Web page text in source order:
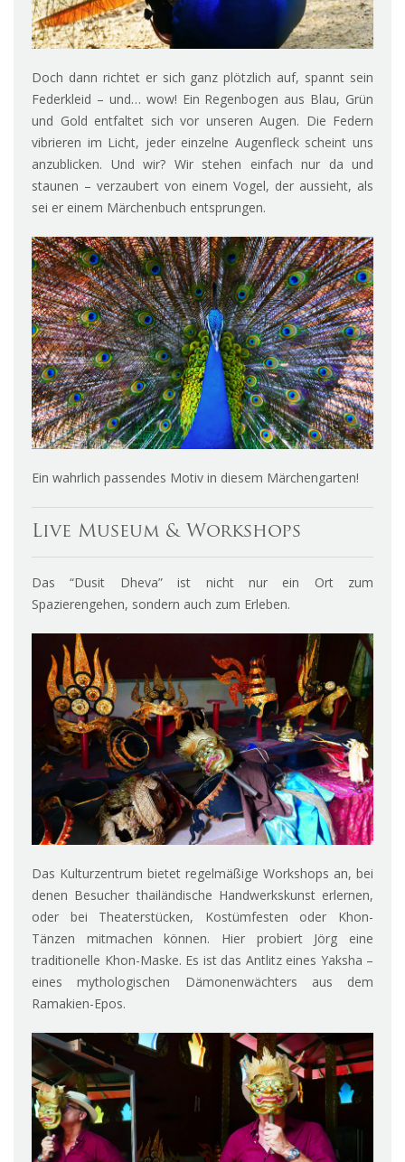
Doch dann richtet er sich ganz plötzlich auf, spannt sein
Federkleid – und… wow! Ein Regenbogen aus Blau, Grün
und Gold entfaltet sich vor unseren Augen. Die Federn
vibrieren im Licht, jeder einzelne Augenfleck scheint uns
anzublicken. Und wir? Wir stehen einfach nur da und
staunen – verzaubert von einem Vogel, der aussieht, als
sei er einem Märchenbuch entsprungen.
Ein wahrlich passendes Motiv in diesem Märchengarten!
Live Museum & Workshops
Das “Dusit Dheva” ist nicht nur ein Ort zum
Spazierengehen, sondern auch zum Erleben.
Das Kulturzentrum bietet regelmäßige Workshops an, bei
denen Besucher thailändische Handwerkskunst erlernen,
oder bei Theaterstücken, Kostümfesten oder Khon-
Tänzen mitmachen können. Hier probiert Jörg eine
traditionelle Khon-Maske. Es ist das Antlitz eines Yaksha –
eines mythologischen Dämonenwächters aus dem
Ramakien-Epos.